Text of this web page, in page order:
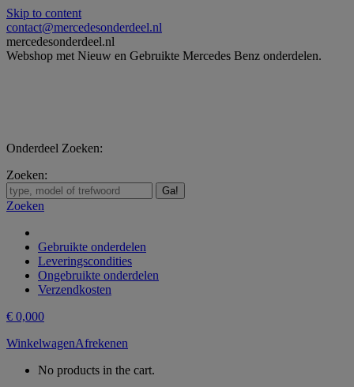
Skip to content
contact@mercedesonderdeel.nl
mercedesonderdeel.nl
Webshop met Nieuw en Gebruikte Mercedes Benz onderdelen.
Onderdeel Zoeken:
Zoeken:
Zoeken
Gebruikte onderdelen
Leveringscondities
Ongebruikte onderdelen
Verzendkosten
€ 0,000
WinkelwagenAfrekenen
No products in the cart.